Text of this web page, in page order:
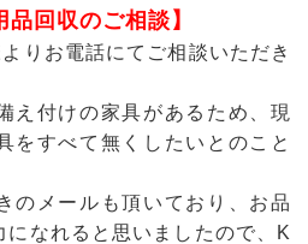
品回収のご相談】
りお電話にてご相談いただき
え付けの家具があるため、現
をすべて無くしたいとのこと
のメールも頂いており、お品
なれると思いましたので、K